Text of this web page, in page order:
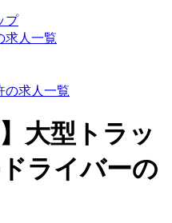
プ
求人一覧
の求人一覧
大型トラッ
ライバーの